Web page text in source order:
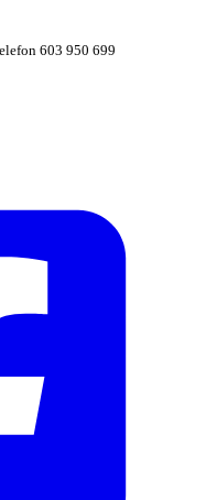
603 950 699